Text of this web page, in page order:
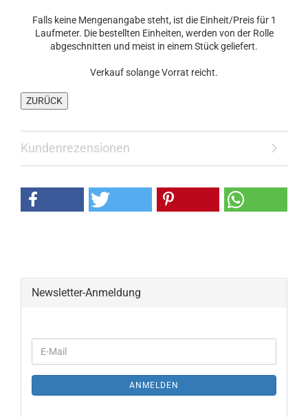
Falls keine Mengenangabe steht, ist die Einheit/Preis für 1
Laufmeter. Die bestellten Einheiten, werden von der Rolle
abgeschnitten und meist in einem Stück geliefert.
Verkauf solange Vorrat reicht.
Kundenrezensionen
Newsletter-Anmeldung
ANMELDEN